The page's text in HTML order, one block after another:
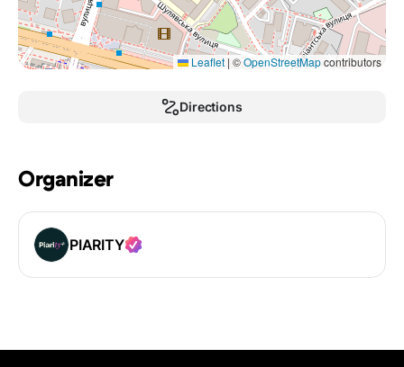
Leaflet | ©OpenStreetMapcontributors
Directions
Organizer
PIARITY